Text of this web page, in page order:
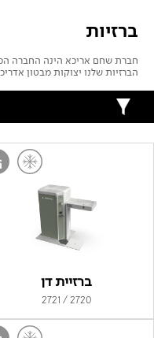
ברזיות
חברת שחם אריכא הינה החברה
הברזיות שלנו יצוקות מבטון
ברזיית דן
2720 / 2721